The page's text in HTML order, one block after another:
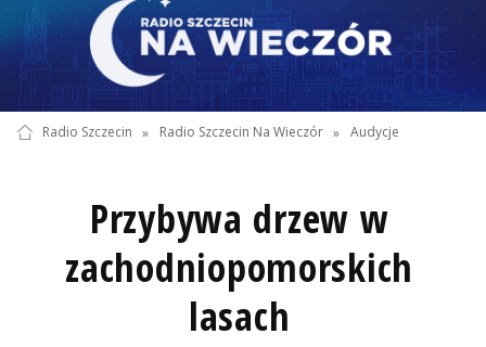
Radio Szczecin » Radio Szczecin Na Wieczór » Audycje
Przybywa drzew w
zachodniopomorskich
lasach